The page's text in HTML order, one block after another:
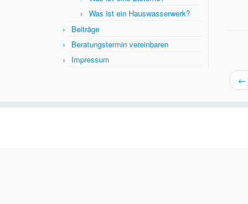
Was ist ein Hauswasserwerk?
Beiträge
Beratungstermin vereinbaren
Impressum
←